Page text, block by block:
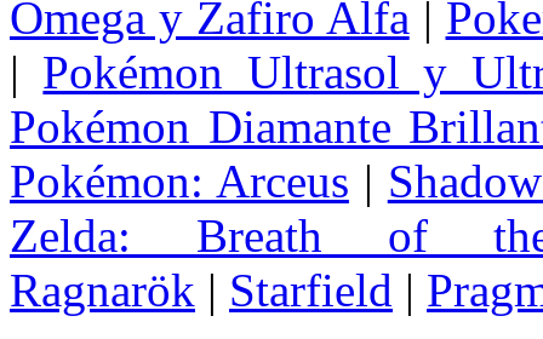
Omega y Zafiro Alfa |
| Pokémon Ultrasol y
Pokémon Diamante
Pokémon: Arceus |
Zelda: Breath of
Ragnarök | Starfield |